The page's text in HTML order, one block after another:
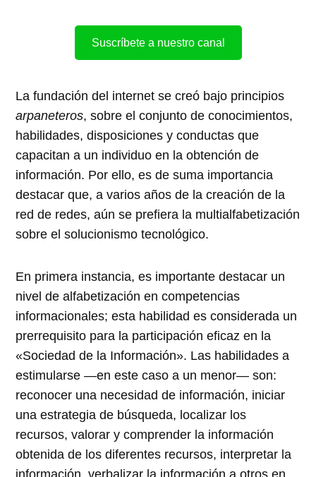
Suscríbete a nuestro canal
La fundación del internet se creó bajo principios
arpaneteros, sobre el conjunto de conocimientos,
habilidades, disposiciones y conductas que
capacitan a un individuo en la obtención de
información. Por ello, es de suma importancia
destacar que, a varios años de la creación de la
red de redes, aún se prefiera la multialfabetización
sobre el solucionismo tecnológico.
En primera instancia, es importante destacar un
nivel de alfabetización en competencias
informacionales; esta habilidad es considerada un
prerrequisito para la participación eficaz en la
«Sociedad de la Información». Las habilidades a
estimularse —en este caso a un menor— son:
reconocer una necesidad de información, iniciar
una estrategia de búsqueda, localizar los
recursos, valorar y comprender la información
obtenida de los diferentes recursos, interpretar la